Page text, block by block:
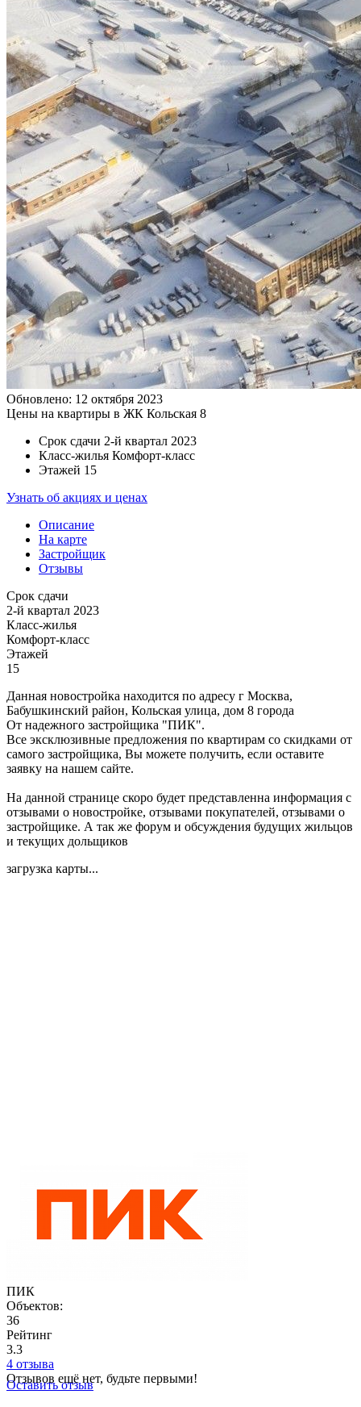
Обновлено: 12 октября 2023
Цены на квартиры в ЖК Кольская 8
Срок сдачи 2-й квартал 2023
Класс-жилья Комфорт-класс
Этажей 15
Узнать об акциях и ценах
Описание
На карте
Застройщик
Отзывы
Срок сдачи
2-й квартал 2023
Класс-жилья
Комфорт-класс
Этажей
15
Данная новостройка находится по адресу г Москва,
Бабушкинский район, Кольская улица, дом 8 города
От надежного застройщика "ПИК".
Все эксклюзивные предложения по квартирам со скидками от
самого застройщика, Вы можете получить, если оставите
заявку на нашем сайте.
На данной странице скоро будет представленна информация с
отзывами о новостройке, отзывами покупателей, отзывами о
застройщике. А так же форум и обсуждения будущих жильцов
и текущих дольщиков
загрузка карты...
ПИК
Объектов:
36
Рейтинг
3.3
4 отзыва
Отзывов ещё нет, будьте первыми!
Оставить отзыв